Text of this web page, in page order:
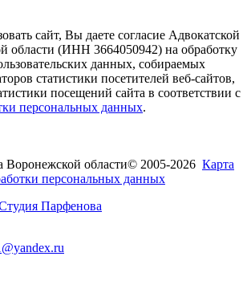
сайт, Вы даете согласие Адвокатской
области (ИНН 3664050942) на обработку
данных, собираемых
статистики посетителей веб-сайтов,
посещений сайта в соответствии с
персональных данных.
Воронежской области© 2005-2026 Карта
персональных данных
Парфенова